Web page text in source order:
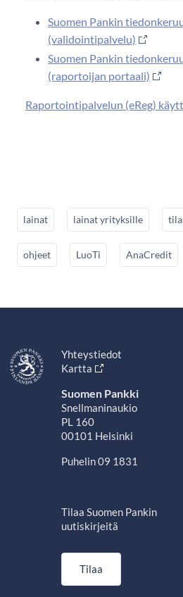
Suomen Pankin
(validointipalvelu)
Suomen Pankin
(raportoijan portaali)
Raportointipalvelun (eReg)
lainat lainat yrityksille
ohjeet LuoTi AnaCredit
Yhteystiedot
Kartta
Suomen Pankki
Snellmaninaukio
PL 160
00101 Helsinki
Puhelin 09 1831
Tilaa Suomen Pankin
uutiskirjeitä
Tilaa